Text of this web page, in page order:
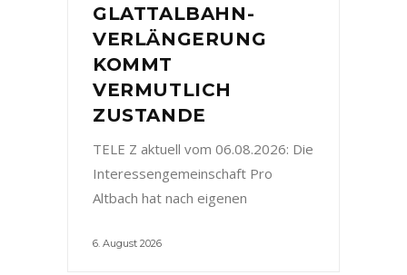
GLATTALBAHN-
VERLÄNGERUNG
KOMMT
VERMUTLICH
ZUSTANDE
TELE Z aktuell vom 06.08.2026: Die
Interessengemeinschaft Pro
Altbach hat nach eigenen
6. August 2026